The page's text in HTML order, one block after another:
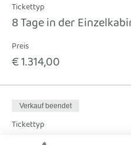
Tickettyp
8 Tage in der
Preis
€ 1.314,00
Verkauf beendet
Tickettyp
8 Tage in der